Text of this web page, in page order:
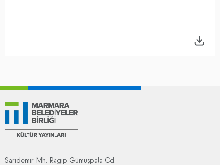
Sarıdemir Mh. Ragıp Gümüşpala Cd.